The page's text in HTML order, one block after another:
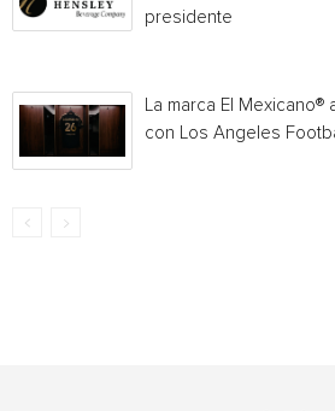
presidente
La marca El Mexicano®
con Los Angeles